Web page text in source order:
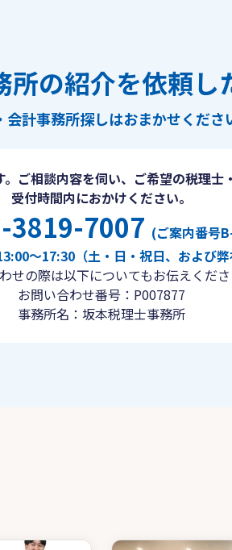
所の紹介を依頼し
会計事務所探しはおまかせくださ
ご相談内容を伺い、ご希望の税理士
受付時間内におかけください。
3819-7007 (ご案内番号
〜17:30（土・日・祝日、および弊
せの際は以下についてもお伝えくださ
お問い合わせ番号：P007877
事務所名：坂本税理士事務所